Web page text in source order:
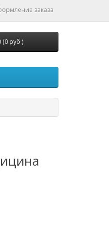
заказа
(0 руб.)